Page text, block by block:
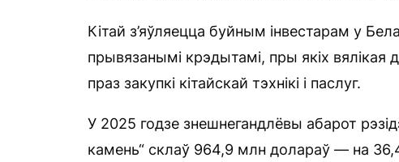
Кітай з’яўляецца буйным інвестарам у
прывязанымі крэдытамі, пры якіх вялікая
праз закупкі кітайскай тэхнікі і паслуг.
У 2025 годзе знешнегандлёвы абарот
камень“ склаў 964,9 млн долараў — на